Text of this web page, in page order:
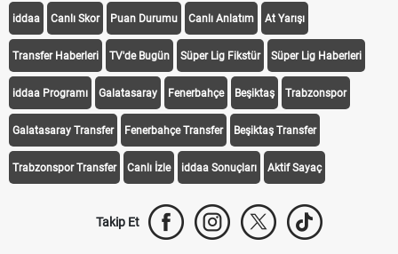
iddaa Canlı Skor Puan Durumu Canlı Anlatım At Yarışı
Transfer Haberleri TV'de Bugün Süper Lig Fikstür Süper Lig Haberleri
iddaa Programı Galatasaray Fenerbahçe Beşiktaş Trabzonspor
Galatasaray Transfer Fenerbahçe Transfer Beşiktaş Transfer
Trabzonspor Transfer Canlı İzle iddaa Sonuçları Aktif Sayaç
Takip Et